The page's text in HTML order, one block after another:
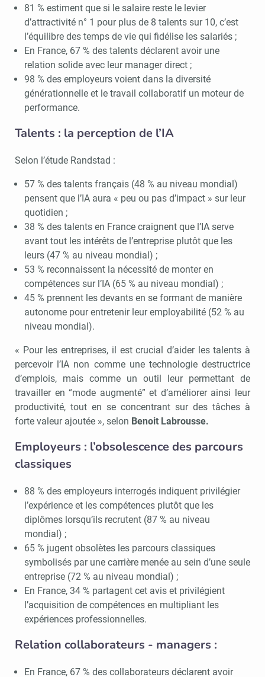
81 % estiment que si le salaire reste le levier
d’attractivité n° 1 pour plus de 8 talents sur 10, c’est
l’équilibre des temps de vie qui fidélise les salariés ;
En France, 67 % des talents déclarent avoir une
relation solide avec leur manager direct ;
98 % des employeurs voient dans la diversité
générationnelle et le travail collaboratif un moteur de
performance.
Talents : la perception de l’IA
Selon l’étude Randstad :
57 % des talents français (48 % au niveau mondial)
pensent que l’IA aura « peu ou pas d’impact » sur leur
quotidien ;
38 % des talents en France craignent que l’IA serve
avant tout les intérêts de l’entreprise plutôt que les
leurs (47 % au niveau mondial) ;
53 % reconnaissent la nécessité de monter en
compétences sur l’IA (65 % au niveau mondial) ;
45 % prennent les devants en se formant de manière
autonome pour entretenir leur employabilité (52 % au
niveau mondial).
« Pour les entreprises, il est crucial d’aider les talents à
percevoir l’IA non comme une technologie destructrice
d’emplois, mais comme un outil leur permettant de
travailler en “mode augmenté” et d’améliorer ainsi leur
productivité, tout en se concentrant sur des tâches à
forte valeur ajoutée », selon Benoit Labrousse.
Employeurs : l’obsolescence des parcours
classiques
88 % des employeurs interrogés indiquent privilégier
l’expérience et les compétences plutôt que les
diplômes lorsqu’ils recrutent (87 % au niveau
mondial) ;
65 % jugent obsolètes les parcours classiques
symbolisés par une carrière menée au sein d’une seule
entreprise (72 % au niveau mondial) ;
En France, 34 % partagent cet avis et privilégient
l’acquisition de compétences en multipliant les
expériences professionnelles.
Relation collaborateurs - managers :
En France, 67 % des collaborateurs déclarent avoir